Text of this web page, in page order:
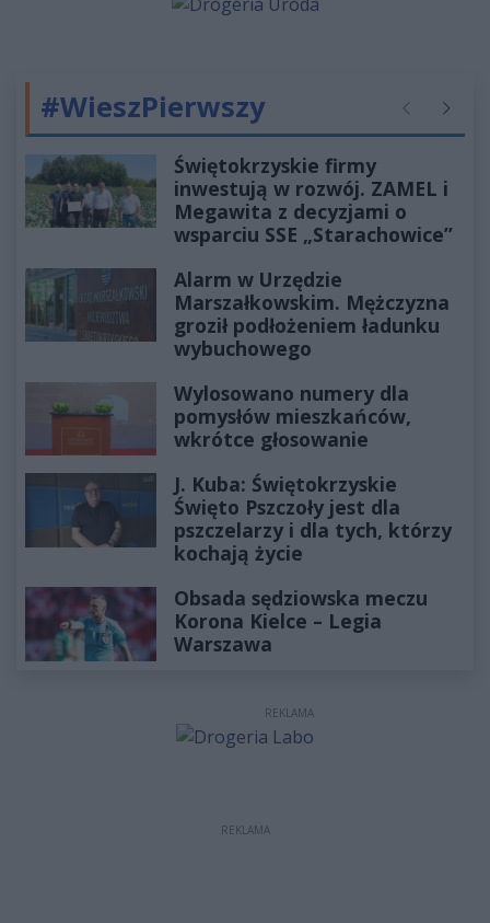
#WieszPierwszy Poprzednie
Świętokrzyskie firmy
inwestują w rozwój. ZAMEL i
Megawita z decyzjami o
wsparciu SSE „Starachowice”
Alarm w Urzędzie
Marszałkowskim. Mężczyzna
groził podłożeniem ładunku
wybuchowego
Wylosowano numery dla
pomysłów mieszkańców,
wkrótce głosowanie
J. Kuba: Świętokrzyskie
Święto Pszczoły jest dla
pszczelarzy i dla tych, którzy
kochają życie
Obsada sędziowska meczu
Korona Kielce – Legia
Warszawa
REKLAMA
REKLAMA